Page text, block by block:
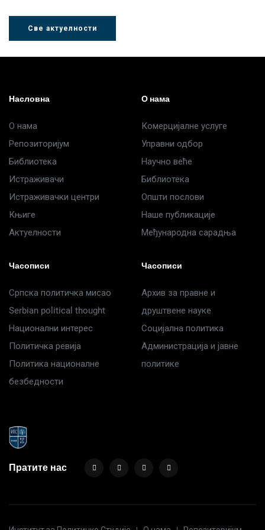
Све актуелности
Насловна
О нама
Репозиторијум
Библиотека
Истраживачи
Истраживачки центри
Књиге
Актуелности
О нама
Комерцијалне услуге
Управни одбор
Научно веће
Библиотека
Општи послови
Наше публикације
Међународна сарадња
Часописи
Српска политичка мисао
Serbian political thought
Национални интерес
Политичка ревија
Политика националне
безбедности
Часописи
Архив за правне и
друштвене науке
Социјална политика
Администрација и јавне
политике
Пратите нас